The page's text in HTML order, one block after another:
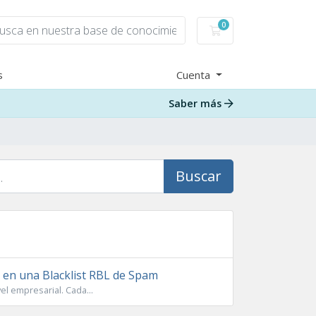
0
Carro de Pedidos
Cuenta
Saber más
Buscar
una Blacklist RBL de Spam
empresarial. Cada...